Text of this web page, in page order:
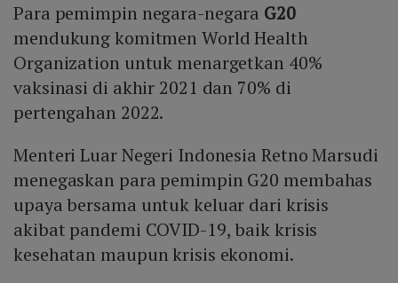
Para pemimpin negara-negara G20
mendukung komitmen World Health
Organization untuk menargetkan 40%
vaksinasi di akhir 2021 dan 70% di
pertengahan 2022.
Menteri Luar Negeri Indonesia Retno Marsudi
menegaskan para pemimpin G20 membahas
upaya bersama untuk keluar dari krisis
akibat pandemi COVID-19, baik krisis
kesehatan maupun krisis ekonomi.